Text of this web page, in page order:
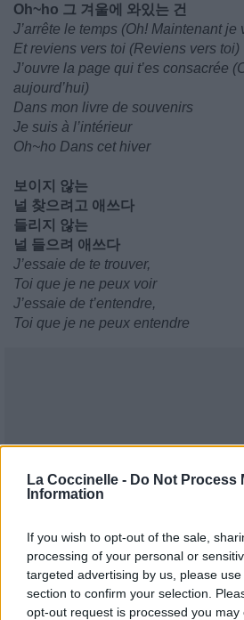
La Coccinelle - Do Not Process
Information
If you wish to opt-out of the sale,
processing of your personal or
targeted advertising by us, please
section to confirm your selection.
opt-out request is processed you may
Oh~ho 그 겨울에 와있는 건
J’arrête le temps (Oh! Maintenant je
Et reviens vers toi (Reviens vers toi)
J’ouvre la page qui t’es consacrée
aujourd’hui)
Dans mon livre de souvenirs
Je suis à l’intérieur
Oh~ho Dans cet hiver
보이지 않는
널 찾으려고 애쓰다
들리지 않는
널 들으려 애쓰다
J’essaie de te trouver,
Toi que je ne peux voir
J’essaie de t’entendre,
Toi que je ne peux entendre